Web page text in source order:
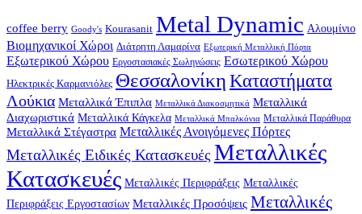
coffee berry Goody's Kourasanit Metal Dynamic Αλουμίνιο
Βιομηχανικοί Χώροι Διάτρητη Λαμαρίνα Εξωτερική Μεταλλική Πόρτα
Εξωτερικού Χώρου Εργοστασιακές Σωληνώσεις Εσωτερικού Χώρου
Ηλεκτρικές Καρμανιόλες Θεσσαλονίκη Καταστήματα
Λούκια Μεταλλικά Έπιπλα Μεταλλικά Διακοσμητικά Μεταλλικά
Διαχωριστικά Μεταλλικά Κάγκελα Μεταλλικά Μπαλκόνια Μεταλλικά Παράθυρα
Μεταλλικά Στέγαστρα Μεταλλικές Ανοιγόμενες Πόρτες
Μεταλλικές Ειδικές Κατασκευές Μεταλλικές
Κατασκευές Μεταλλικές Περιφράξεις Μεταλλικές
Περιφράξεις Εργοστασίων Μεταλλικές Προσόψεις Μεταλλικές